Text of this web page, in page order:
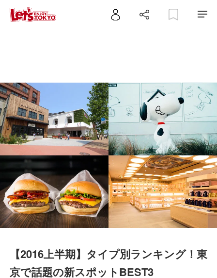
【2016上半期】タイプ別ランキング！東
京で話題の新スポットBEST3